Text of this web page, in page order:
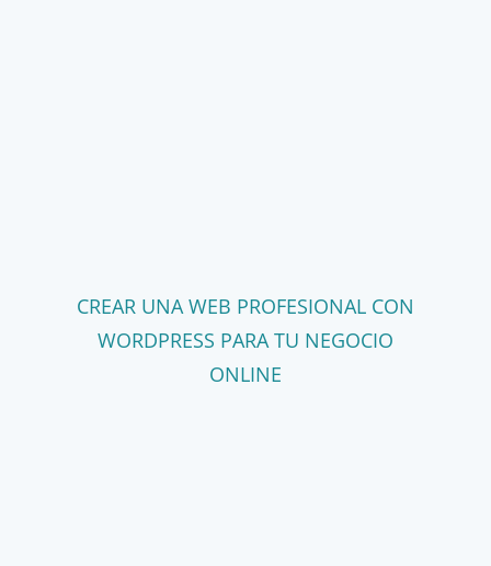
CREAR UNA WEB PROFESIONAL CON
WORDPRESS PARA TU NEGOCIO
ONLINE